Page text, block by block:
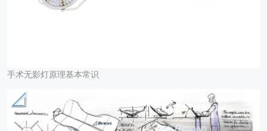
手术无影灯原理基本常识